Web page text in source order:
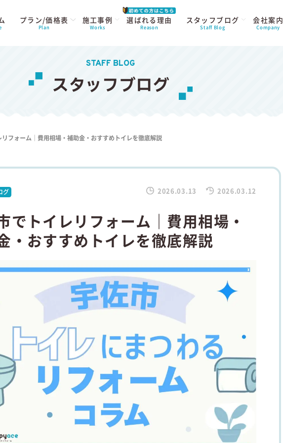
プラン/価格表
Plan
施工事例
Works
選ばれる理由
Reason
スタッフブログ
Staff Blog
会社案内
Company
STAFF BLOG
スタッフブログ
フォーム｜費用相場・補助金・おすすめトイレを徹底解説
グ 2026.03.13 2026.03.12
でトイレリフォーム｜費用相場・
・おすすめトイレを徹底解説